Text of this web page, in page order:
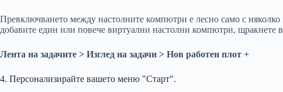
Превключването между настолните компютри е лесно само с няколко
добавите един или повече виртуални настолни компютри, щракнете
Лента на задачите > Изглед на задачи > Нов работен плот +
4. Персонализирайте вашето меню "Старт".